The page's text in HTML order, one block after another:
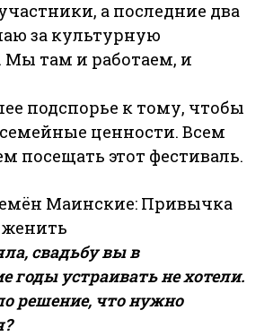
а последние два
за культурную
там и работаем, и
подспорье к тому, чтобы
ценности. Всем
посещать этот фестиваль.
свадьбу вы в
годы устраивать не хотели.
решение, что нужно